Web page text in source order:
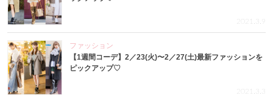
2021.3.9
ファッション
【1週間コーデ】2／23(火)〜2／27(土)最新ファッションを
ピックアップ♡
2021.3.3